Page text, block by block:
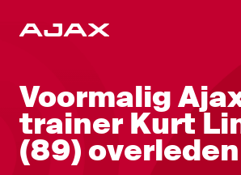
Voormalig
trainer Kurt
(89) overleden